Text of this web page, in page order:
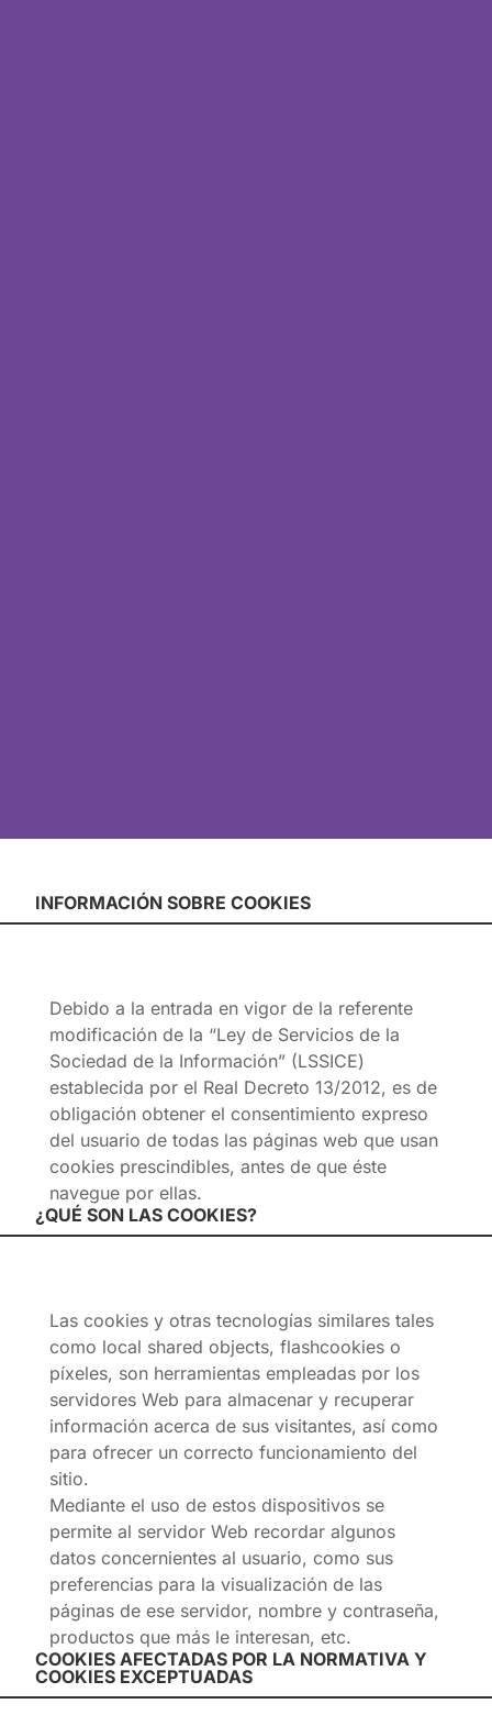
INFORMACIÓN SOBRE COOKIES
Debido a la entrada en vigor de la referente
modificación de la “Ley de Servicios de la
Sociedad de la Información” (LSSICE)
establecida por el Real Decreto 13/2012, es de
obligación obtener el consentimiento expreso
del usuario de todas las páginas web que usan
cookies prescindibles, antes de que éste
navegue por ellas.
¿QUÉ SON LAS COOKIES?
Las cookies y otras tecnologías similares tales
como local shared objects, flashcookies o
píxeles, son herramientas empleadas por los
servidores Web para almacenar y recuperar
información acerca de sus visitantes, así como
para ofrecer un correcto funcionamiento del
sitio.
Mediante el uso de estos dispositivos se
permite al servidor Web recordar algunos
datos concernientes al usuario, como sus
preferencias para la visualización de las
páginas de ese servidor, nombre y contraseña,
productos que más le interesan, etc.
COOKIES AFECTADAS POR LA NORMATIVA Y
COOKIES EXCEPTUADAS